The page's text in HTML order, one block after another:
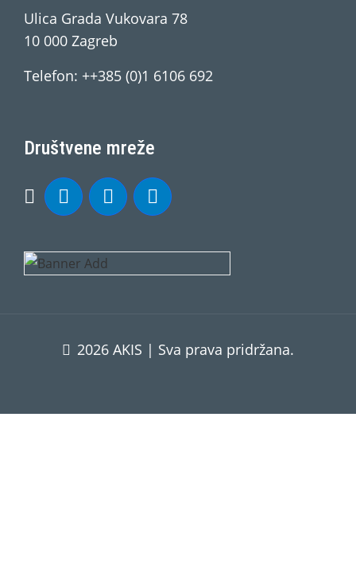
Ulica Grada Vukovara 78
10 000 Zagreb
Telefon: ++385 (0)1 6106 692
Društvene mreže
2026 AKIS | Sva prava pridržana.